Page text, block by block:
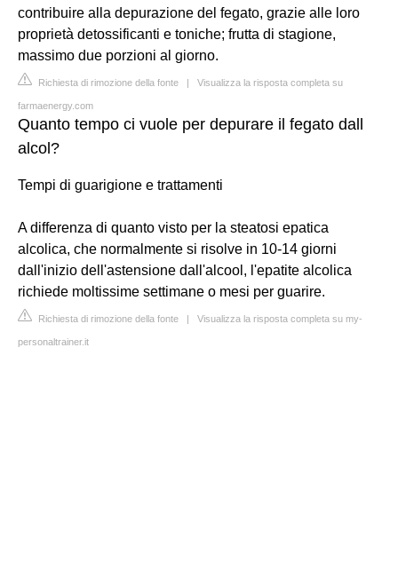
contribuire alla depurazione del fegato, grazie alle loro
proprietà detossificanti e toniche; frutta di stagione,
massimo due porzioni al giorno.
Richiesta di rimozione della fonte | Visualizza la risposta completa su
farmaenergy.com
Quanto tempo ci vuole per depurare il fegato dall
alcol?
Tempi di guarigione e trattamenti
A differenza di quanto visto per la steatosi epatica
alcolica, che normalmente si risolve in 10-14 giorni
dall'inizio dell'astensione dall'alcool, l'epatite alcolica
richiede moltissime settimane o mesi per guarire.
Richiesta di rimozione della fonte | Visualizza la risposta completa su my-
personaltrainer.it